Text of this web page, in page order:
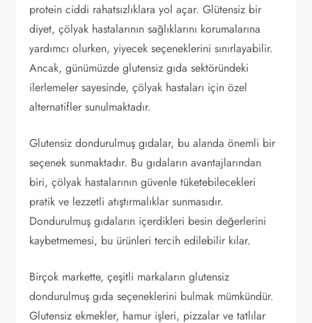
protein ciddi rahatsızlıklara yol açar. Glütensiz bir
diyet, çölyak hastalarının sağlıklarını korumalarına
yardımcı olurken, yiyecek seçeneklerini sınırlayabilir.
Ancak, günümüzde glutensiz gıda sektöründeki
ilerlemeler sayesinde, çölyak hastaları için özel
alternatifler sunulmaktadır.
Glutensiz dondurulmuş gıdalar, bu alanda önemli bir
seçenek sunmaktadır. Bu gıdaların avantajlarından
biri, çölyak hastalarının güvenle tüketebilecekleri
pratik ve lezzetli atıştırmalıklar sunmasıdır.
Dondurulmuş gıdaların içerdikleri besin değerlerini
kaybetmemesi, bu ürünleri tercih edilebilir kılar.
Birçok markette, çeşitli markaların glutensiz
dondurulmuş gıda seçeneklerini bulmak mümkündür.
Glutensiz ekmekler, hamur işleri, pizzalar ve tatlılar